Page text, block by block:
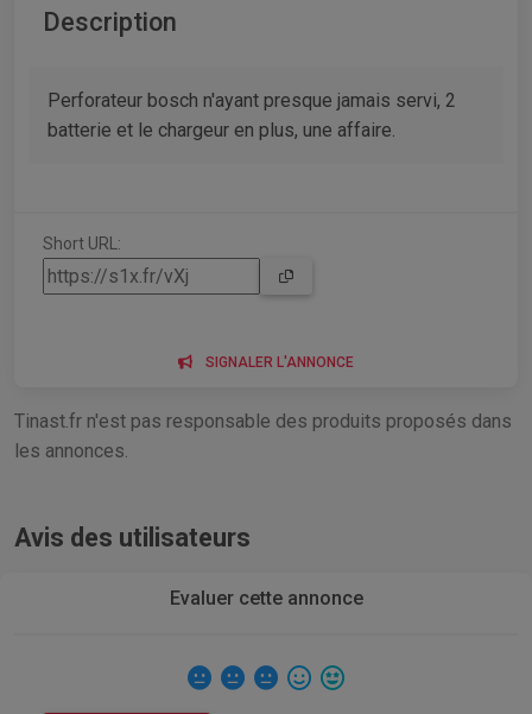
Description
Perforateur bosch n'ayant presque jamais servi, 2
batterie et le chargeur en plus, une affaire.
Short URL:
SIGNALER L'ANNONCE
Tinast.fr n'est pas responsable des produits proposés dans
les annonces.
Avis des utilisateurs
Evaluer cette annonce